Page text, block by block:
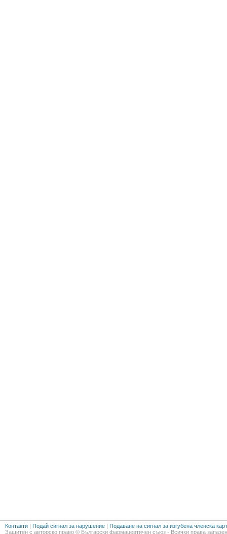
Контакти | Подай сигнал за нарушение | Подаване на сигнал за изгубена членска
Защитен с авторско право © Български фармацевтичен съюз - Всички права